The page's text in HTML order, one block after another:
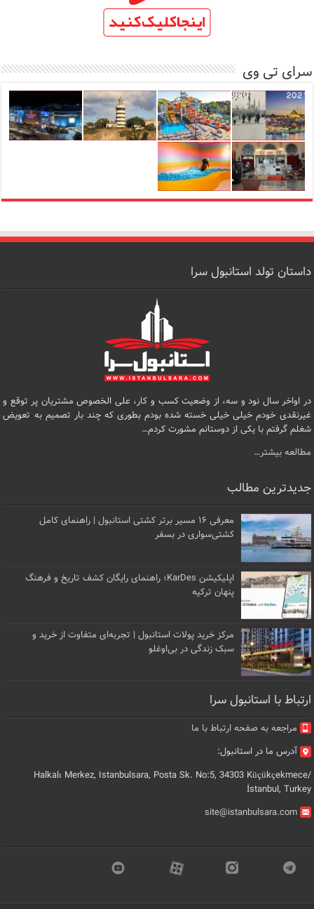
سرای تی وی
داستان تولد استانبول سرا
در اواخر سال نود و سه، از وضعیت کسب و کار، علی الخصوص مشتریان پر توقع و
غیرنقدی خودم خیلی خیلی خسته شده بودم بطوری که چند بار تصمیم به تعویض
شغلم گرفتم با یکی از دوستانم مشورت کردم…
مطالعه بیشتر…
جدیدترین مطالب
معرفی ۱۶ مسیر برتر کشتی استانبول | راهنمای کامل
کشتی‌سواری در بسفر
اپلیکیشن KarDes؛ راهنمای رایگان کشف تاریخ و فرهنگ
پنهان ترکیه
مرکز خرید پولات استانبول | تجربه‌ای متفاوت از خرید و
سبک زندگی در بی‌اوغلو
ارتباط با استانبول سرا
مراجعه به صفحه ارتباط با ما
آدرس ما در استانبول:
Halkalı Merkez, Istanbulsara, Posta Sk. No:5, 34303 Küçükçekmece/
İstanbul, Turkey
site@istanbulsara.com